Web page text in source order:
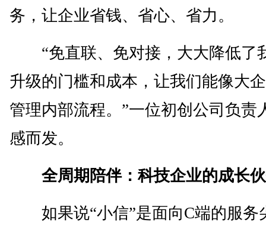
务，让企业省钱、省心、省力。
“免直联、免对接，大大降低了
升级的门槛和成本，让我们能像大
管理内部流程。”一位初创公司负责
感而发。
全周期陪伴：科技企业的成长
如果说“小信”是面向C端的服务